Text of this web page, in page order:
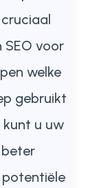
voor
welke
gebruikt
kunt u uw